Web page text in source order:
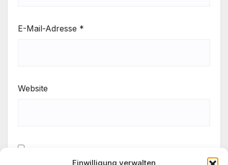
Einwilligung verwalten
E-Mail-Adresse *
Website